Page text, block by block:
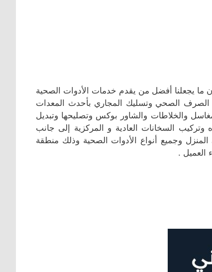
ما يجعلنا أفضل من يقدم خدمات الأدوات الصحية
الصرف الصحي وتسليك المجاري بأحدث المعدات
والخلاطات والشاور بوكس وتصليحها وتبديل
السخانات العادية و المركزية إلى جانب
وجميع أنواع الأدوات الصحية وذلك منطقة
العميل .